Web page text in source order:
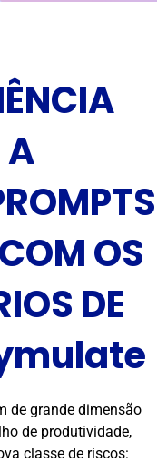
A
OS
DE
de grande dimensão
de produtividade,
classe de riscos: